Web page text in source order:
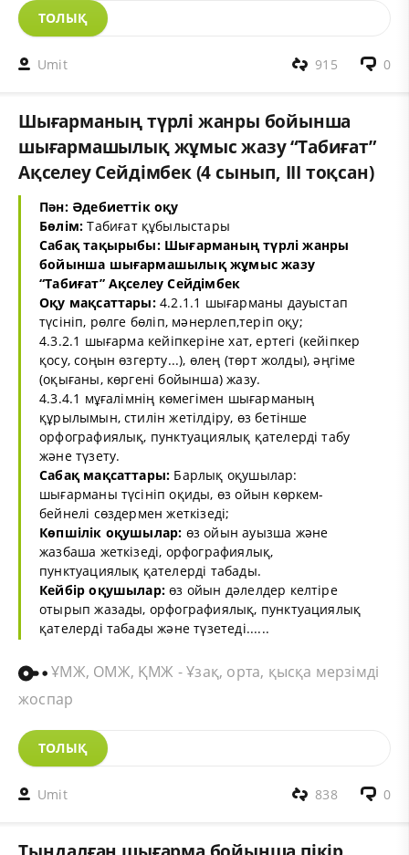
ТОЛЫҚ
Umit 0
915
Шығарманың түрлі жанры бойынша
шығармашылық жұмыс жазу “Табиғат”
Ақселеу Сейдімбек (4 сынып, III тоқсан)
Пән: Әдебиеттік оқу
Бөлім: Табиғат құбылыстары
Сабақ тақырыбы: Шығарманың түрлі жанры
бойынша шығармашылық жұмыс жазу
“Табиғат” Ақселеу Сейдімбек
Оқу мақсаттары:4.2.1.1 шығарманы дауыстап
түсініп, рөлге бөліп, мәнерлеп,теріп оқу;
4.3.2.1 шығарма кейіпкеріне хат, ертегі (кейіпкер
қосу, соңын өзгерту...), өлең (төрт жолды), әңгіме
(оқығаны, көргені бойынша) жазу.
4.3.4.1 мұғалімнің көмегімен шығарманың
құрылымын, стилін жетілдіру, өз бетінше
орфографиялық, пунктуациялық қателерді табу
және түзету.
Сабақ мақсаттары: Барлық оқушылар:
шығарманы түсініп оқиды, өз ойын көркем-
бейнелі сөздермен жеткізеді;
Көпшілік оқушылар: өз ойын ауызша және
жазбаша жеткізеді, орфографиялық,
пунктуациялық қателерді табады.
Кейбір оқушылар:өз ойын дәлелдер келтіре
отырып жазады, орфографиялық, пунктуациялық
қателерді табады және түзетеді......
ҰМЖ, ОМЖ, ҚМЖ - Ұзақ, орта, қысқа мерзімді
жоспар
ТОЛЫҚ
Umit 0
838